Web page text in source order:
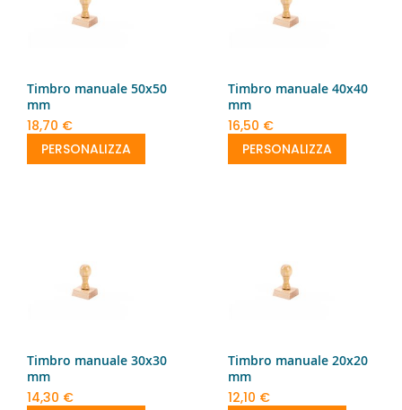
Timbro manuale 50x50
mm
18,70 €
PERSONALIZZA
Timbro manuale 40x40
mm
16,50 €
PERSONALIZZA
Timbro manuale 30x30
mm
14,30 €
Timbro manuale 20x20
mm
12,10 €